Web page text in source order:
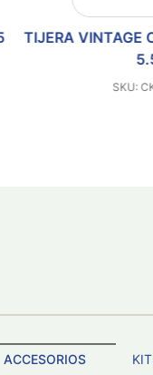
TIJERA VINTAGE
5.5
SKU:
ACCESORIOS